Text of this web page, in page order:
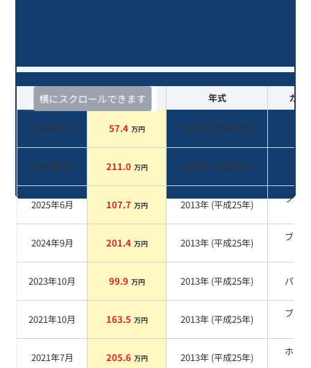
横にスクロールできます
査定時期 セルカ実績 年式 カラ
2026年2月 57.4 万円 2013年 (平成25年) その他
2026年1月 211.0 万円 2013年 (平成25年)
ブラ
2025年6月 107.7 万円 2013年 (平成25年)
ブラ
2024年9月 201.4 万円 2013年 (平成25年)
ブラ
2023年10月 99.9 万円 2013年 (平成25年) パール
2021年10月 163.5 万円 2013年 (平成25年)
ブラ
2021年7月 205.6 万円 2013年 (平成25年)
ホワ